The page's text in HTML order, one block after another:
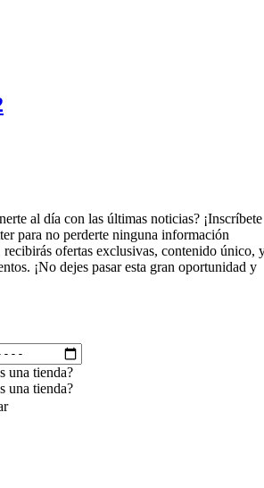
al día con las últimas noticias? ¡Inscríbete
para no perderte ninguna información
ofertas exclusivas, contenido único,
¡No dejes pasar esta gran oportunidad y
una tienda?
una tienda?